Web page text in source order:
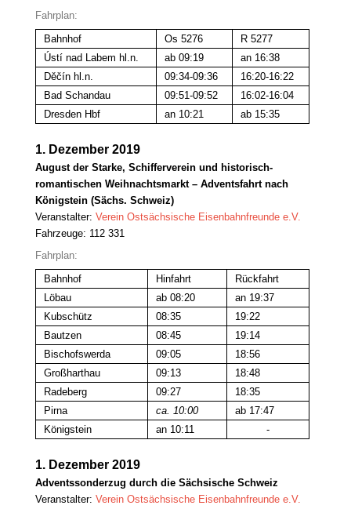
Fahrplan:
Bahnhof
Os 5276
R 5277
Ústí nad Labem hl.n.
ab 09:19
an 16:38
Děčín hl.n.
09:34-09:36
16:20-16:22
Bad Schandau
09:51-09:52
16:02-16:04
Dresden Hbf
an 10:21 ab 15:35
1. Dezember 2019
August der Starke, Schifferverein und historisch-
romantischen Weihnachtsmarkt – Adventsfahrt nach
Königstein (Sächs. Schweiz)
Veranstalter: Verein Ostsächsische Eisenbahnfreunde e.V.
Fahrzeuge: 112 331
Fahrplan:
Bahnhof
Hinfahrt
Rückfahrt
Löbau
ab 08:20
an 19:37
Kubschütz
08:35
19:22
Bautzen
08:45
19:14
Bischofswerda
09:05
18:56
Großharthau
09:13
18:48
Radeberg
09:27
18:35
Pirna
ca. 10:00
ab 17:47
Königstein
an 10:11 -
1. Dezember 2019
Adventssonderzug durch die Sächsische Schweiz
Veranstalter: Verein Ostsächsische Eisenbahnfreunde e.V.